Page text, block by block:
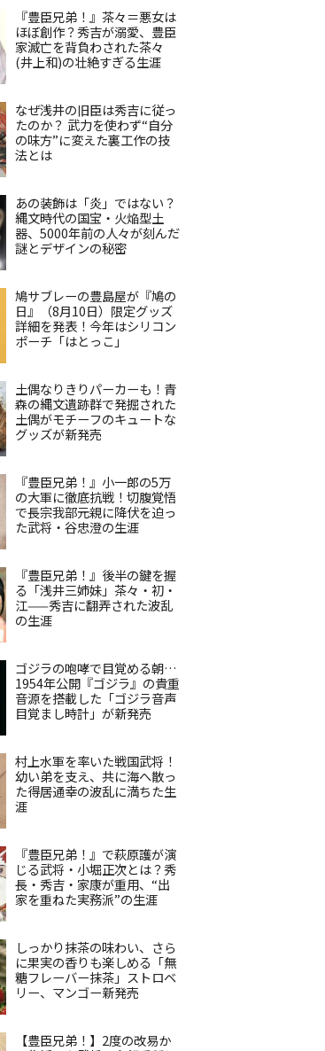
『豊臣兄弟！』茶々＝悪女は
ほぼ創作？秀吉が溺愛、豊臣
家滅亡を背負わされた茶々
(井上和)の壮絶すぎる生涯
なぜ浅井の旧臣は秀吉に従っ
たのか？ 武力を使わず“自分
の味方”に変えた裏工作の技
法とは
あの装飾は「炎」ではない？
縄文時代の国宝・火焔型土
器、5000年前の人々が刻んだ
謎とデザインの秘密
鳩サブレーの豊島屋が『鳩の
日』（8月10日）限定グッズ
詳細を発表！今年はシリコン
ポーチ「はとっこ」
土偶なりきりパーカーも！青
森の縄文遺跡群で発掘された
土偶がモチーフのキュートな
グッズが新発売
『豊臣兄弟！』小一郎の5万
の大軍に徹底抗戦！切腹覚悟
で長宗我部元親に降伏を迫っ
た武将・谷忠澄の生涯
『豊臣兄弟！』後半の鍵を握
る「浅井三姉妹」茶々・初・
江——秀吉に翻弄された波乱
の生涯
ゴジラの咆哮で目覚める朝…
1954年公開『ゴジラ』の貴重
音源を搭載した「ゴジラ音声
目覚まし時計」が新発売
村上水軍を率いた戦国武将！
幼い弟を支え、共に海へ散っ
た得居通幸の波乱に満ちた生
涯
『豊臣兄弟！』で萩原護が演
じる武将・小堀正次とは？秀
長・秀吉・家康が重用、“出
家を重ねた実務派”の生涯
しっかり抹茶の味わい、さら
に果実の香りも楽しめる「無
糖フレーバー抹茶」ストロベ
リー、マンゴー新発売
【豊臣兄弟！】2度の改易か